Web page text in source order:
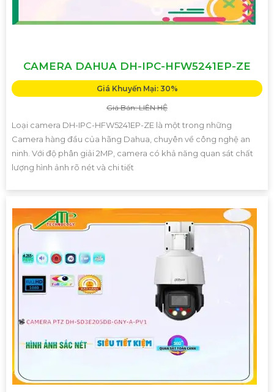
CAMERA DAHUA DH-IPC-HFW5241EP-ZE
Giá Khuyến Mại: 30%
Giá Bán: LIÊN HỆ
Loại camera DH-IPC-HFW5241EP-ZE là một trong những
Camera hàng đầu của hãng Dahua, chuyên về công nghệ an
ninh. Với độ phân giải 2MP, camera có khả năng quan sát chất
lượng hình ảnh rõ nét và chi tiết